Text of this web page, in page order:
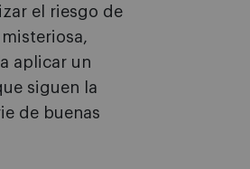
el riesgo de
aplicar un
siguen la
de buenas